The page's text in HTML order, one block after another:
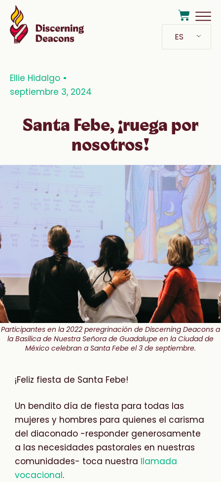
ES
Ellie Hidalgo
septiembre 3, 2024
Santa Febe, ¡ruega por
nosotros!
Participantes en la 2022 peregrinación de Discerning Deacons a
la Basílica de Nuestra Señora de Guadalupe en la Ciudad de
México celebran a Santa Febe el 3 de septiembre.
¡Feliz fiesta de Santa Febe!
Un bendito día de fiesta para todas las
mujeres y hombres para quienes el carisma
del diaconado -responder generosamente
a las necesidades pastorales en nuestras
comunidades- toca nuestra llamada
vocacional.